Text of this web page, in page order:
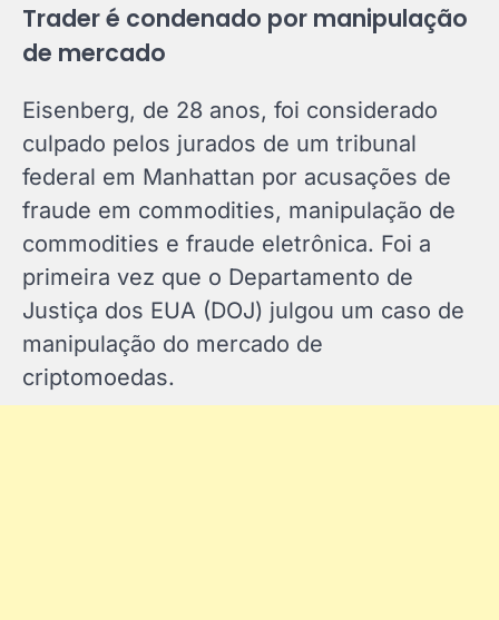
Trader é condenado por manipulação
de mercado
Eisenberg, de 28 anos, foi considerado
culpado pelos jurados de um tribunal
federal em Manhattan por acusações de
fraude em commodities, manipulação de
commodities e fraude eletrônica. Foi a
primeira vez que o Departamento de
Justiça dos EUA (DOJ) julgou um caso de
manipulação do mercado de
criptomoedas.